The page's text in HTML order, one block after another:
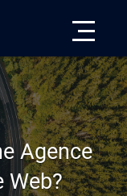
Agence
Web?